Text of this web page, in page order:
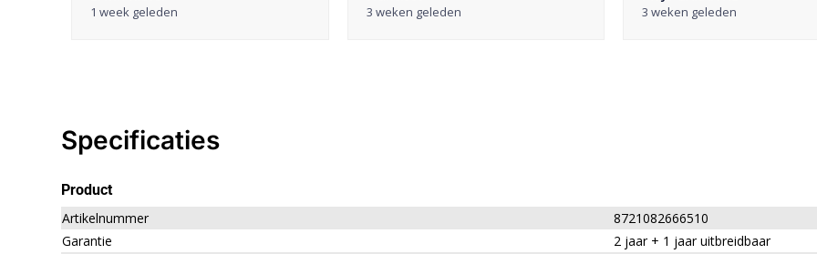
1 week geleden 3 weken geleden 3 weken geleden
Specificaties
Product
Artikelnummer
8721082666510
Garantie
2 jaar + 1 jaar uitbreidbaar